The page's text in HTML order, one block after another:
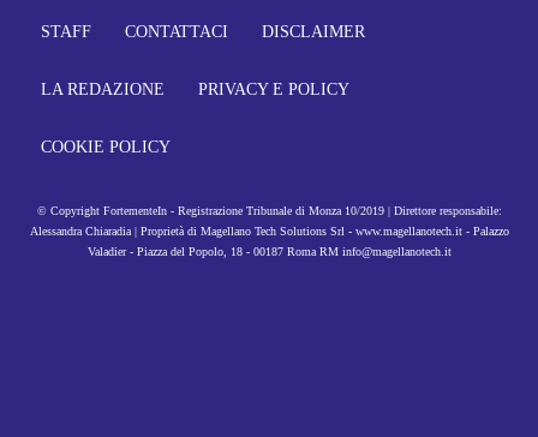
STAFF CONTATTACI DISCLAIMER
LA REDAZIONE PRIVACY E POLICY
COOKIE POLICY
© Copyright FortementeIn - Registrazione Tribunale di Monza 10/2019 | Direttore responsabile:
Alessandra Chiaradia | Proprietà di Magellano Tech Solutions Srl - www.magellanotech.it - Palazzo
Valadier - Piazza del Popolo, 18 - 00187 Roma RM info@magellanotech.it